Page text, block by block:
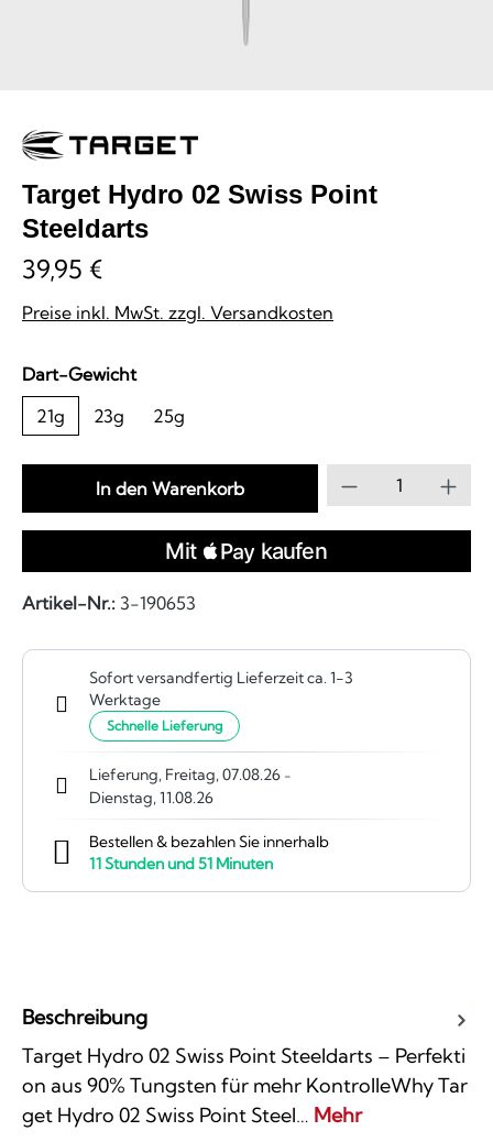
Target Hydro 02 Swiss Point
Steeldarts
39,95 €
Preise inkl. MwSt. zzgl. Versandkosten
Dart-Gewichtauswählen
21g
23g 25g
Produkt
In den Warenkorb
Artikel-Nr.: 3-190653
Sofort versandfertig Lieferzeit ca. 1-3
Werktage
Schnelle Lieferung
Lieferung, Freitag, 07.08.26 -
Dienstag, 11.08.26
Bestellen & bezahlen Sie innerhalb
11Stunden und51 Minuten
Beschreibung
Target Hydro 02 Swiss Point Steeldarts – Perfekti
on aus 90% Tungsten für mehr KontrolleWhy Tar
get Hydro 02 Swiss Point Steel… Mehr